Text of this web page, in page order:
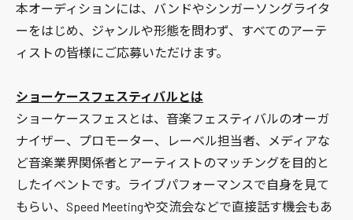
本オーディションには、バンドやシンガーソングライタ
ーをはじめ、ジャンルや形態を問わず、すべてのアーテ
ィストの皆様にご応募いただけます。
ショーケースフェスティバルとは
ショーケースフェスとは、音楽フェスティバルのオーガ
ナイザー、プロモーター、レーベル担当者、メディアな
ど音楽業界関係者とアーティストのマッチングを目的と
したイベントです。ライブパフォーマンスで自身を見て
もらい、Speed Meetingや交流会などで直接話す機会もあ